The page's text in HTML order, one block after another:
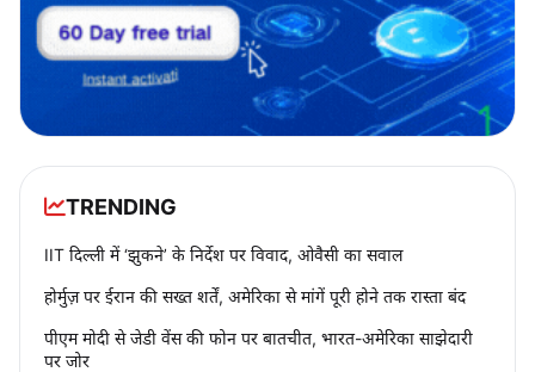
TRENDING
IIT दिल्ली में ‘झुकने’ के निर्देश पर विवाद, ओवैसी का सवाल
होर्मुज़ पर ईरान की सख्त शर्तें, अमेरिका से मांगें पूरी होने तक रास्ता बंद
पीएम मोदी से जेडी वेंस की फोन पर बातचीत, भारत-अमेरिका साझेदारी
पर जोर